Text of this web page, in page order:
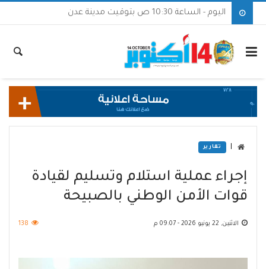
اليوم - الساعة 10:30 ص بتوقيت مدينة عدن
تقارير
إجراء عملية استلام وتسليم لقيادة
قوات الأمن الوطني بالصبيحة
الاثنين, 22 يونيو 2026 - 09:07 م 138